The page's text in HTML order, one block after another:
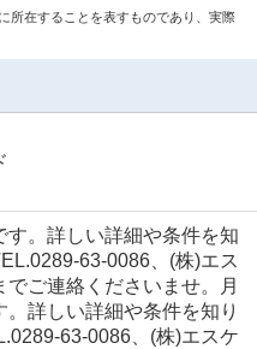
所在することを表すものであり、実際
す。詳しい詳細や条件を知
63-0086、(株)エス
でご連絡くださいませ。月
。詳しい詳細や条件を知り
63-0086、(株)エスケ